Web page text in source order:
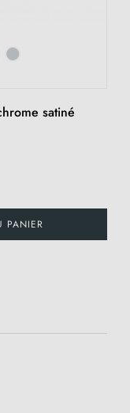
satiné
PANIER